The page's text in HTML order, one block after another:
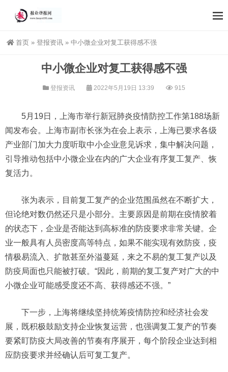
首页 » 登报资讯 » 中小微企业对复工获得感不强
中小微企业对复工获得感不强
登报资讯 2022年5月19日 13:39 915
5月19日，上海市举行新冠肺炎疫情防控工作第188场新
闻发布会。上海市副市长张为在会上表示，上海已要求各级
产业部门加大力度听取中小企业意见诉求，集中解决问题，
引导推动包括中小微企业在内的广大企业有序复工复产、恢
复活力。
张为表示，目前复工复产的企业范围虽然在不断扩大，
但论绝对数仍然还只是小部分。主要原因是前期在疫情胶着
的状态下，企业是否能达到高标准的防疫要求非常关键。企
业一般具有人员密度高等特点，如果不能实现有效防疫，疫
情极易流入、扩散甚至外溢蔓延，来之不易的复工复产以及
防疫局面也只能被打破。“因此，前期的复工复产对广大的中
小微企业可能感受度还不高、获得感还不强。”
下一步，上海将继续坚持统筹疫情防控和经济社会发
展，既积极鼓励支持企业恢复运营，也强调复工复产的节奏
要紧盯防疫大局改善的节奏有序展开，每个阶段企业达到相
应防疫要求并经确认后可复工复产。